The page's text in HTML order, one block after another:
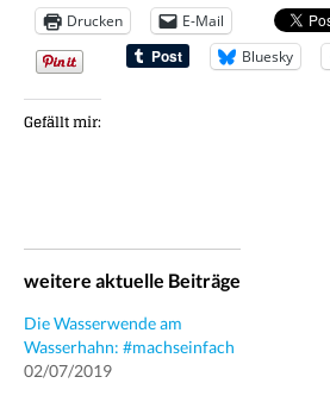
Drucken E-Mail
Bluesky
Gefällt mir:
weitere aktuelle Beiträge
Die Wasserwende am
Wasserhahn: #machseinfach
02/07/2019